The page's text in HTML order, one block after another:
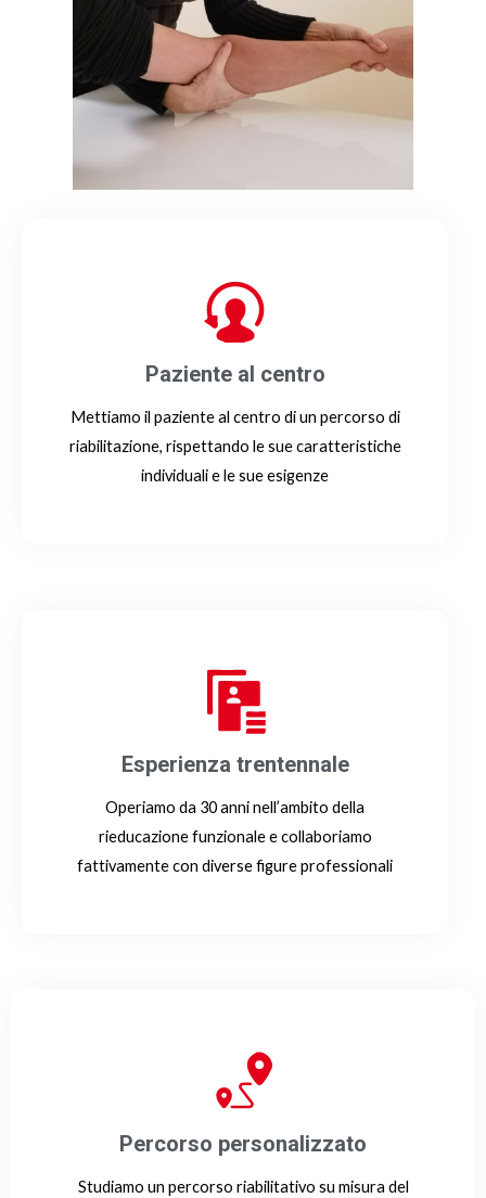
Paziente al centro
Mettiamo il paziente al centro di un percorso di
riabilitazione, rispettando le sue caratteristiche
individuali e le sue esigenze
Esperienza trentennale
Operiamo da 30 anni nell’ambito della
rieducazione funzionale e collaboriamo
fattivamente con diverse figure professionali
Percorso personalizzato
Studiamo un percorso riabilitativo su misura del